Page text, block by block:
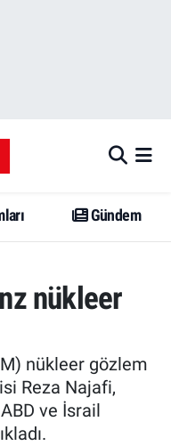
Gündem
nükleer
nükleer gözlem
Reza Najafi,
ve İsrail